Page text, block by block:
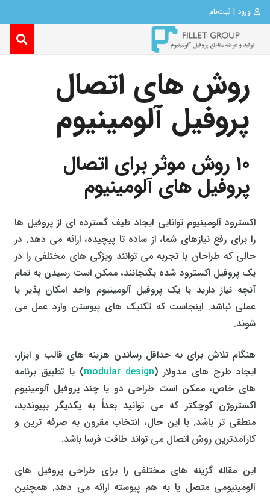
ورود | ثبت‌نام
روش های اتصال
پروفیل آلومینیوم
10 روش موثر برای اتصال
پروفیل های آلومینیوم
اکسترود آلومینیوم توانایی ایجاد طیف گسترده ای از پروفیل ها
را برای رفع نیازهای شما، از ساده تا پیچیده، ارائه می دهد. در
حالی که طراحان با تجربه می توانند ویژگی های مختلفی را در
یک پروفیل اکسترود شده بگنجانند، ممکن است رسیدن به تمام
آنچه نیاز دارید با یک پروفیل آلومینیوم واحد امکان پذیر یا
عملی نباشد. اینجاست که تکنیک های پیوستن وارد عمل می
شوند.
هنگام تلاش برای به حداقل رساندن هزینه های قالب و ابزار،
ایجاد طرح های مدولار (modular design) یا تطبیق برنامه
های خاص، ممکن است طراحی دو یا چند پروفیل آلومینیوم
اکستروژن کوچکتر که می توانید بعداً به یکدیگر بپیوندید،
منطقی تر باشد. با این حال، انتخاب مقرون به صرفه ترین و
کارآمدترین روش اتصال می تواند طاقت فرسا باشد.
این مقاله گزینه های مختلفی را برای طراحی پروفیل های
آلومینیومی متصل یا به هم پیوسته ارائه می دهد. همچنین